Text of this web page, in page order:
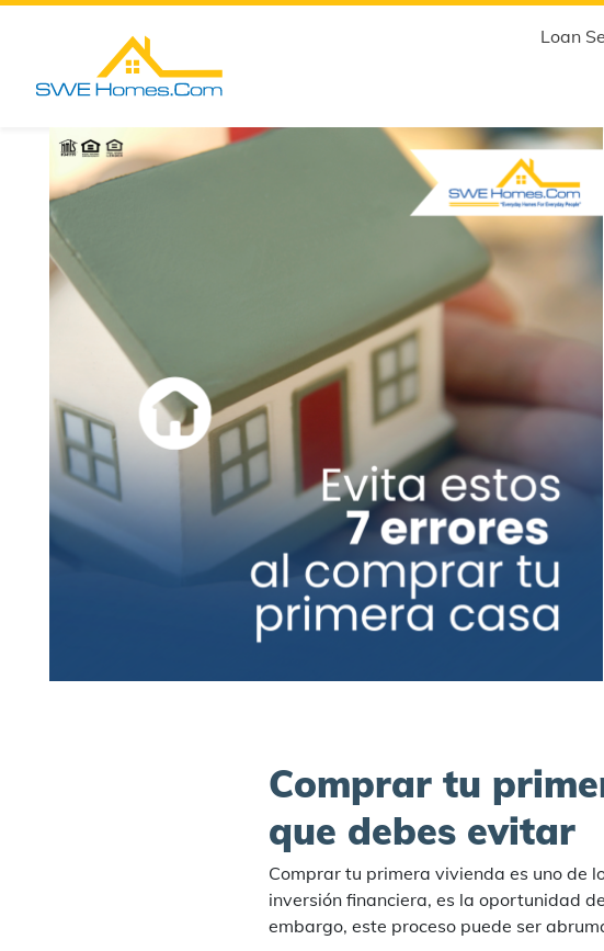
Loan
Comprar tu
que debes evitar
Comprar tu primera vivienda es uno de
inversión financiera, es la oportunidad
embargo, este proceso puede ser